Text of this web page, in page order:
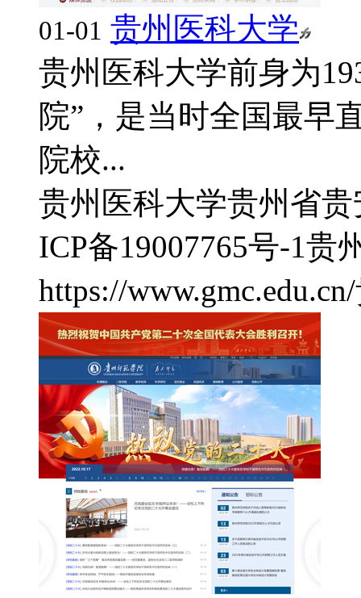
01-01 贵州医科大学
贵州医科大学前身为
院”，是当时全国最早
院校...
贵州医科大学贵州省
ICP备19007765号-1贵
https://www.gmc.edu.cn/